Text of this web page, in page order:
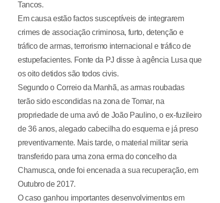
Tancos.
Em causa estão factos susceptíveis de integrarem
crimes de associação criminosa, furto, detenção e
tráfico de armas, terrorismo internacional e tráfico de
estupefacientes. Fonte da PJ disse à agência Lusa que
os oito detidos são todos civis.
Segundo o Correio da Manhã, as armas roubadas
terão sido escondidas na zona de Tomar, na
propriedade de uma avó de João Paulino, o ex-fuzileiro
de 36 anos, alegado cabecilha do esquema e já preso
preventivamente. Mais tarde, o material militar seria
transferido para uma zona erma do concelho da
Chamusca, onde foi encenada a sua recuperação, em
Outubro de 2017.
O caso ganhou importantes desenvolvimentos em